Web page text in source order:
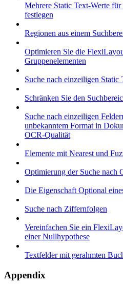
Mehrere Static Text-Werte
festlegen
Regionen aus einem
Optimieren Sie die
Gruppenelementen
Suche nach einzeiligen Static
Schränken Sie den
Suche nach einzeiligen
unbekanntem Format in
OCR-Qualität
Elemente mit Nearest und
Optimierung der Suche nach
Die Eigenschaft Optional
Suche nach Ziffernfolgen
Vereinfachen Sie ein
einer Nullhypothese
Textfelder mit gerahmten
Appendix